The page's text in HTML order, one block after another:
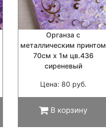
Органза с
металлическим принтом
70см х 1м цв.436
сиреневый
Цена: 80 руб.
В корзину